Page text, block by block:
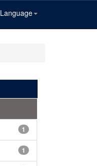
Language
1
1